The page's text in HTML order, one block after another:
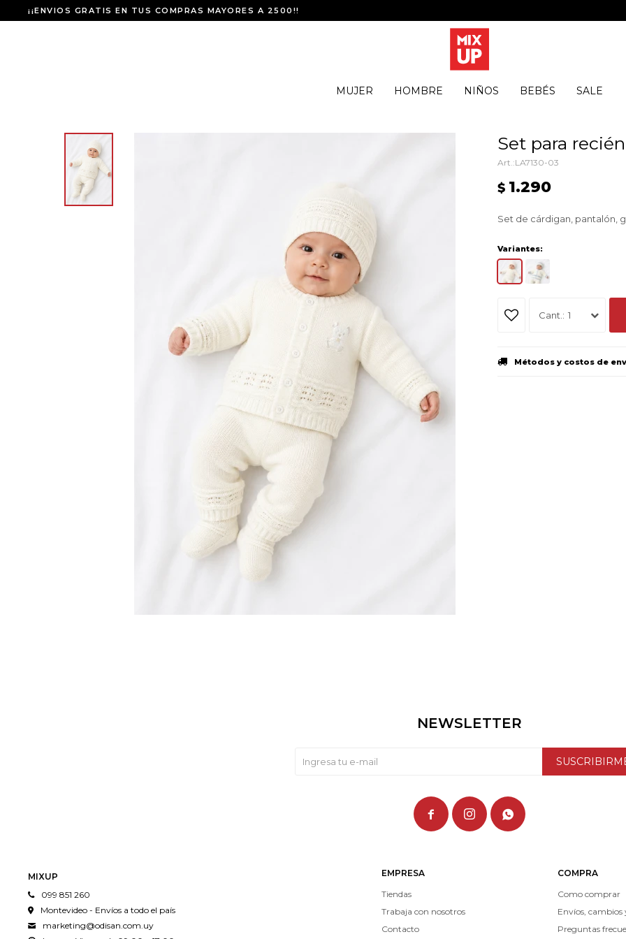
MUJER HOMBRE NIÑOS BEBÉS SALE
¡¡ENVIOS GRATIS EN TUS COMPRAS MAYORES A 2500!!
Set para
LA7130-03
$ 1.290
Set de cárdigan, pantalón,
Variantes:
1
Métodos y costos de
MIXUP
099 851 260
Montevideo - Envíos a todo el país
marketing@odisan.com.uy
EMPRESA
Tiendas
Trabaja con nosotros
Contacto
COMPRA
Como comprar
Envíos, cambios
Preguntas
NEWSLETTER
  